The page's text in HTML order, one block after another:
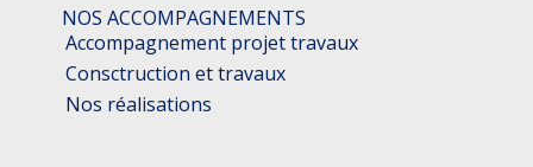
NOS ACCOMPAGNEMENTS
Accompagnement projet travaux
Consctruction et travaux
Nos réalisations